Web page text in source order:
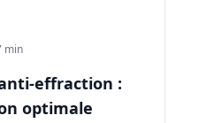
min
effraction :
optimale